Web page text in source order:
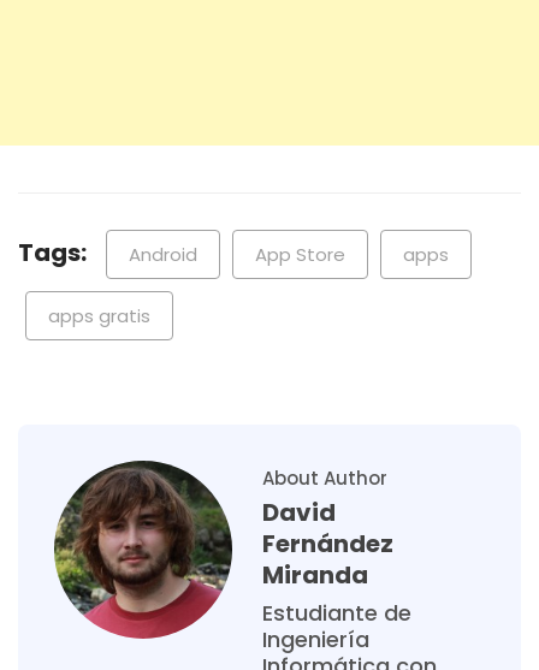
Tags: Android App Store apps
apps gratis
About Author
David
Fernández
Miranda
Estudiante de
Ingeniería